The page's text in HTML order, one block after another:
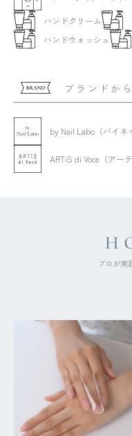
ハンドクリーム
ハンドウォッシュ
ブランドか
by Nail Labo（バイネ
ARTiS di Voce（アー